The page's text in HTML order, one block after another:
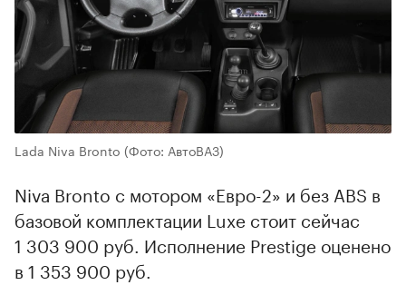
Lada Niva Bronto (Фото: АвтоВАЗ)
Niva Bronto с мотором «Евро-2» и без ABS в
базовой комплектации Luxe стоит сейчас
1 303 900 руб. Исполнение Prestige оценено
в 1 353 900 руб.